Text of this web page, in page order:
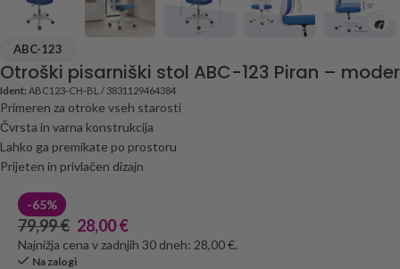
ABC-123
Otroški pisarniški stol ABC-123 Piran – moder
Ident: ABC123-CH-BL / 3831129464384
Primeren za otroke vseh starosti
Čvrsta in varna konstrukcija
Lahko ga premikate po prostoru
Prijeten in privlačen dizajn
-65%
79,99€ 28,00€
Najnižja cena v zadnjih 30 dneh: 28,00 €.
Na zalogi